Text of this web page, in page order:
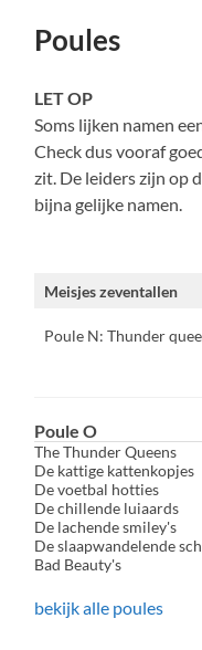
Poules
LET OP
Soms lijken namen
Check dus vooraf
zit. De leiders zijn op
bijna gelijke namen.
Meisjes zeventallen
Poule N: Thunder
Poule O
The Thunder Queens
De kattige kattenkopjes
De voetbal hotties
De chillende luiaards
De lachende smiley's
De slaapwandelende
Bad Beauty's
bekijk alle poules